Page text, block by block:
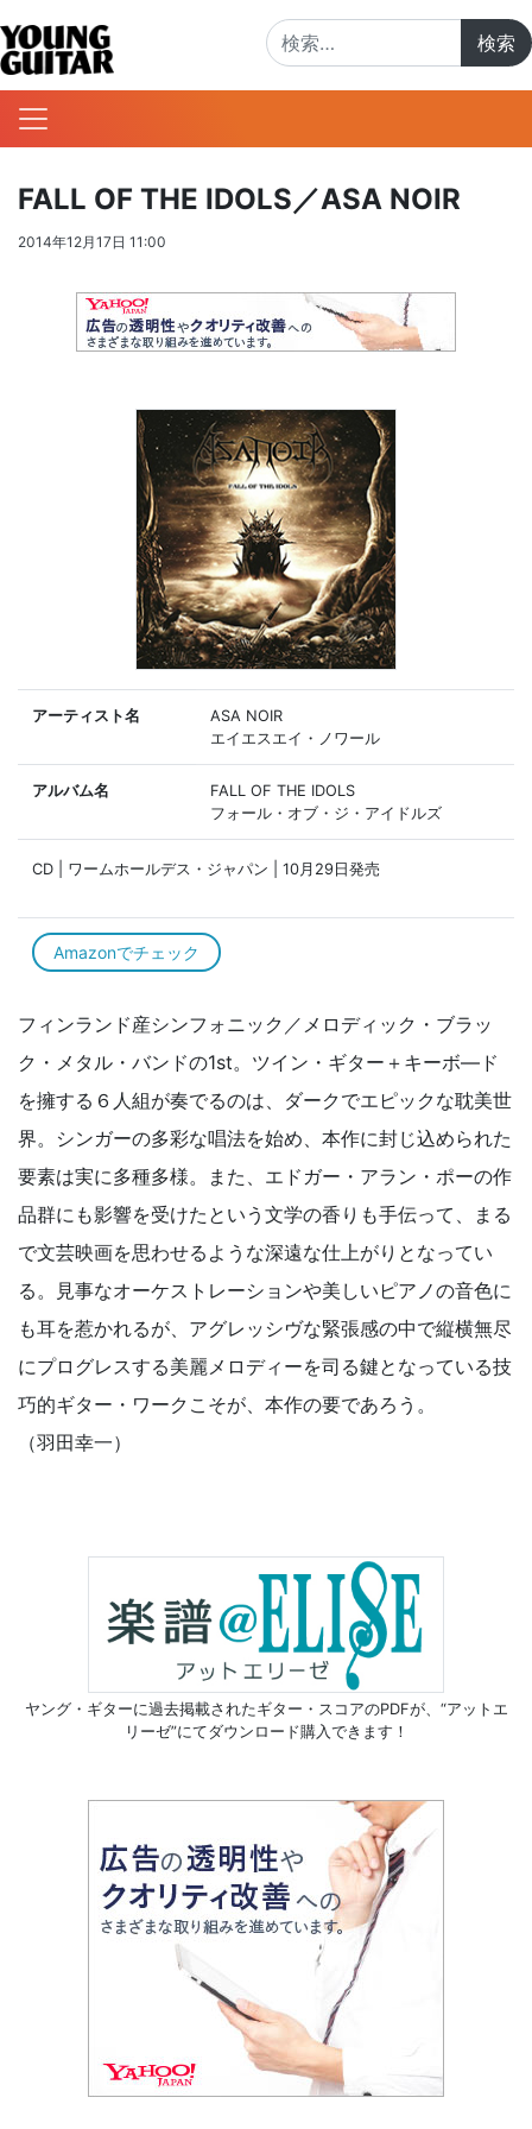
FALL OF THE IDOLS／ASA NOIR
2014年12月17日 11:00
アーティスト名
ASA NOIR
エイエスエイ・ノワール
アルバム名
FALL OF THE IDOLS
フォール・オブ・ジ・アイドルズ
CD | ワームホールデス・ジャパン | 10月29日発売
Amazonでチェック
フィンランド産シンフォニック／メロディック・ブラッ
ク・メタル・バンドの1st。ツイン・ギター＋キーボ—ド
を擁する６人組が奏でるのは、ダークでエピックな耽美世
界。シンガーの多彩な唱法を始め、本作に封じ込められた
要素は実に多種多様。また、エドガー・アラン・ポーの作
品群にも影響を受けたという文学の香りも手伝って、まる
で文芸映画を思わせるような深遠な仕上がりとなってい
る。見事なオーケストレーションや美しいピアノの音色に
も耳を惹かれるが、アグレッシヴな緊張感の中で縦横無尽
にプログレスする美麗メロディーを司る鍵となっている技
巧的ギター・ワークこそが、本作の要であろう。
（羽田幸一）
ヤング・ギターに過去掲載されたギター・スコアのPDFが、 “アットエ
リーゼ”にてダウンロード購入できます！